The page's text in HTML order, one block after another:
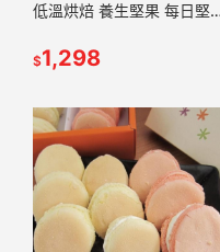
低溫烘焙 養生堅果 每日堅
胡桃 原果 【甜園】
$1,298